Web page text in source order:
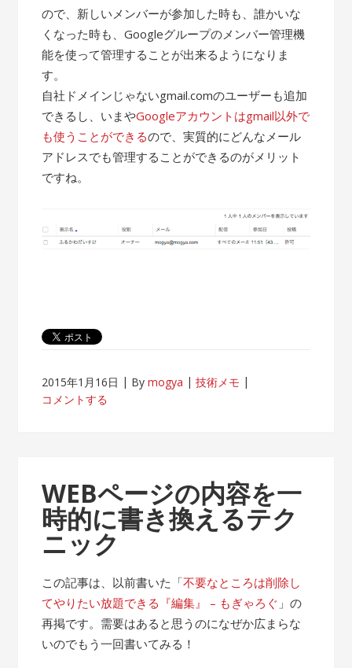
ので、新しいメンバーが参加した時も、誰かいな
くなった時も、Googleグループのメンバー管理機
能を使って管理することが出来るようになりま
す。
自社ドメインじゃないgmail.comのユーザーも追加
できるし、いまやGoogleアカウントはgmail以外で
も使うことができるので、実質的にどんなメール
アドレスでも管理することができるのがメリット
ですね。
2015年1月16日 Bymogya
技術メモ
コメントする
WEBページの内容を一
時的に書き換えるテク
ニック
この記事は、以前書いた「不要なところは削除し
てやりたい放題できる『編集』 – もぎゃろぐ 」の
再掲です。需要はあると思うのになぜか広まらな
いのでもう一回書いてみる！